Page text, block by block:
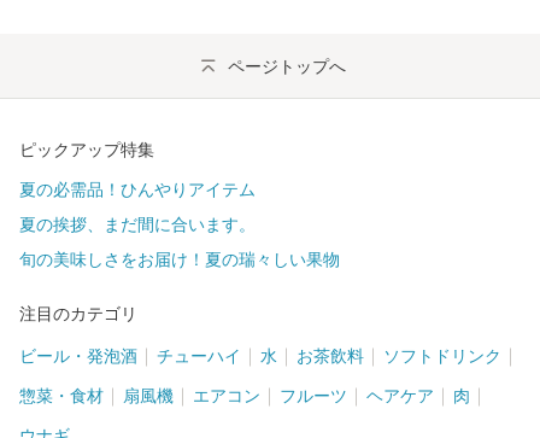
ページトップへ
ピックアップ特集
夏の必需品！ひんやりアイテム
夏の挨拶、まだ間に合います。
旬の美味しさをお届け！夏の瑞々しい果物
注目のカテゴリ
ビール・発泡酒 チューハイ 水 お茶飲料 ソフトドリンク
惣菜・食材 扇風機 エアコン フルーツ ヘアケア 肉